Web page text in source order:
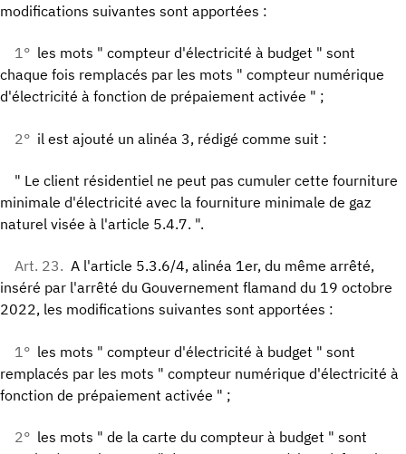
modifications suivantes sont apportées :
1° les mots " compteur d'électricité à budget " sont
chaque fois remplacés par les mots " compteur numérique
d'électricité à fonction de prépaiement activée " ;
2° il est ajouté un alinéa 3, rédigé comme suit :
" Le client résidentiel ne peut pas cumuler cette fourniture
minimale d'électricité avec la fourniture minimale de gaz
naturel visée à l'article 5.4.7. ".
Art. 23. A l'article 5.3.6/4, alinéa 1er, du même arrêté,
inséré par l'arrêté du Gouvernement flamand du 19 octobre
2022, les modifications suivantes sont apportées :
1° les mots " compteur d'électricité à budget " sont
remplacés par les mots " compteur numérique d'électricité à
fonction de prépaiement activée " ;
2° les mots " de la carte du compteur à budget " sont